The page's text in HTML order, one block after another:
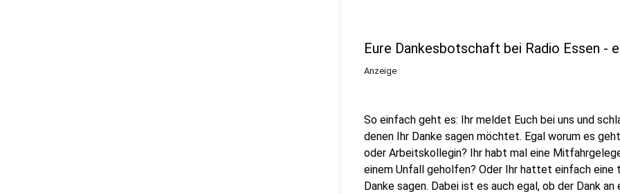
Eure Dankesbotschaft bei Radio Essen -
Anzeige
So einfach geht es: Ihr meldet Euch bei uns und
denen Ihr Danke sagen möchtet. Egal worum es
oder Arbeitskollegin? Ihr habt mal eine
einem Unfall geholfen? Oder Ihr hattet einfach
Danke sagen. Dabei ist es auch egal, ob der Dank